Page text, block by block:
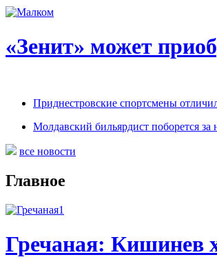
«Зенит» может
Приднестровские спортсмены
Молдавский бильярдист поборется
все новости
Главное
Гречаная: Кишинев